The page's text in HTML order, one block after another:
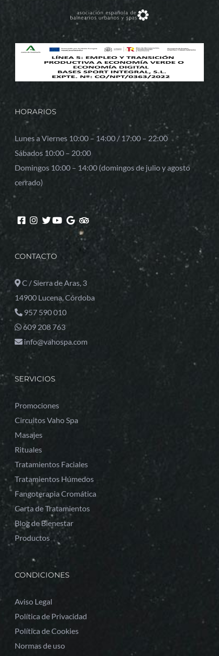
HORARIOS
Lunes a Viernes 10:00 – 14:00 / 17:00 – 22:00
Sábados 10:00 – 20:00
Domingos 10:00 – 14:00 (domingos de julio y agosto
cerrado)
CONTACTO
C / Sierra de Aras, 3
14900 Lucena, Córdoba
957 590 010
609 208 763
info@vahospa.com
SERVICIOS
Promociones
Circuitos Vaho Spa
Masajes
Rituales
Tratamientos Faciales
Tratamientos Húmedos
Fangoterapia Cromática
Carta de Tratamientos
Blog de Bienestar
Productos
CONDICIONES
Aviso Legal
Política de Privacidad
Política de Cookies
Normas de uso